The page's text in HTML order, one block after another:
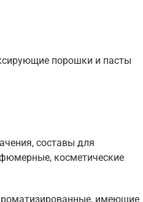
порошки и пасты
составы для
косметические
имеющие